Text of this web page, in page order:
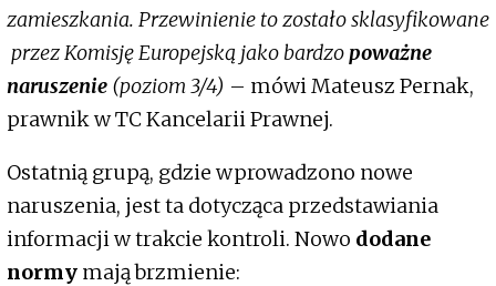
zamieszkania. Przewinienie to zostało sklasyfikowane
przez Komisję Europejską jako bardzopoważne
naruszenie (poziom 3/4) – mówi Mateusz Pernak,
prawnik w TC Kancelarii Prawnej.
Ostatnią grupą, gdzie wprowadzono nowe
naruszenia, jest ta dotycząca przedstawiania
informacji w trakcie kontroli. Nowo dodane
normy mają brzmienie: